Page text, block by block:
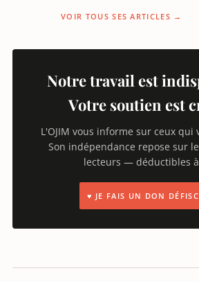
VOIR TOUS SES ARTICLES →
Notre travail est
Votre soutien est
L'OJIM vous informe sur ceux qui
Son indépendance repose sur
lecteurs — déductibles à
♥ JE FAIS UN DON